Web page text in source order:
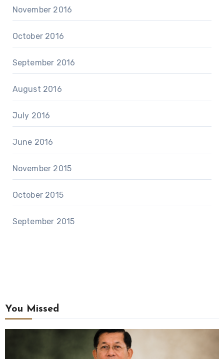
November 2016
October 2016
September 2016
August 2016
July 2016
June 2016
November 2015
October 2015
September 2015
You Missed